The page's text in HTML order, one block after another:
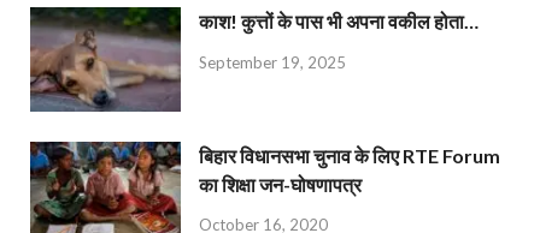
काश! कुत्तों के पास भी अपना वकील होता…
September 19, 2025
बिहार विधानसभा चुनाव के लिए RTE Forum
का शिक्षा जन-घोषणापत्र
October 16, 2020